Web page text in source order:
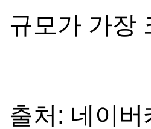
규모가 가장
출처: 네이